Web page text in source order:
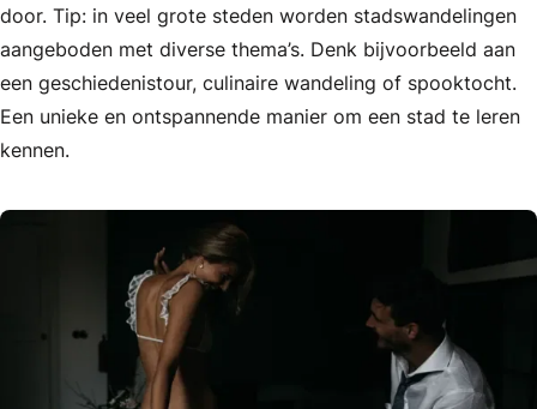
door. Tip: in veel grote steden worden stadswandelingen
aangeboden met diverse thema’s. Denk bijvoorbeeld aan
een geschiedenistour, culinaire wandeling of spooktocht.
Een unieke en ontspannende manier om een stad te leren
kennen.